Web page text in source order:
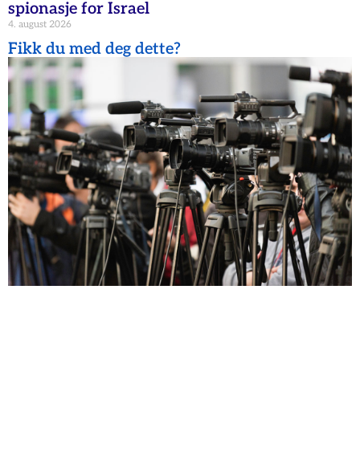
spionasje for Israel
4. august 2026
Fikk du med deg dette?